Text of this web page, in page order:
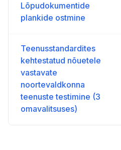
Lõpudokumentide
plankide ostmine
Teenusstandardites
kehtestatud nõuetele
vastavate
noortevaldkonna
teenuste testimine (3
omavalitsuses)